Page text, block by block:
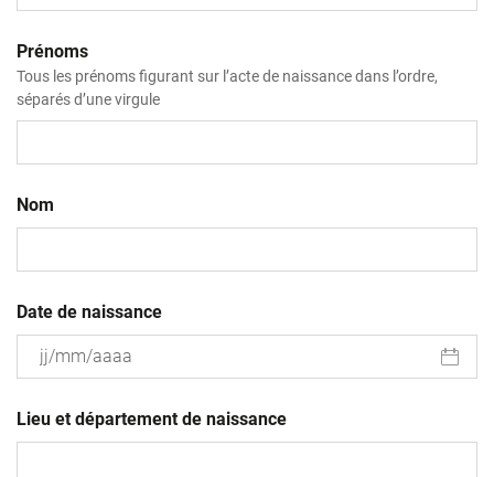
Prénoms
Tous les prénoms figurant sur l’acte de naissance dans l’ordre,
séparés d’une virgule
Nom
Date de naissance
slash
MM
Lieu et département de naissance